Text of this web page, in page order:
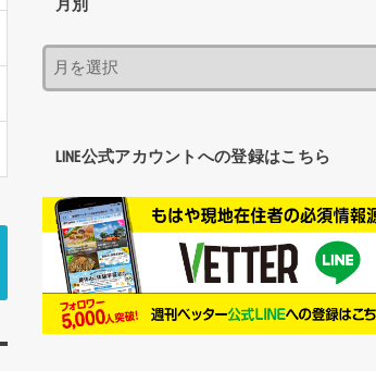
月別
LINE公式アカウントへの登録はこちら